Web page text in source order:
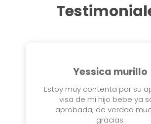
Yessica murillo
Estoy muy contenta por su
visa de mi hijo bebe ya
aprobada, de verdad
gracias.